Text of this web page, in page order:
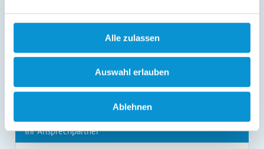
Alle zulassen
Auswahl erlauben
Ablehnen
Kontaktdaten
Ihr Ansprechpartner